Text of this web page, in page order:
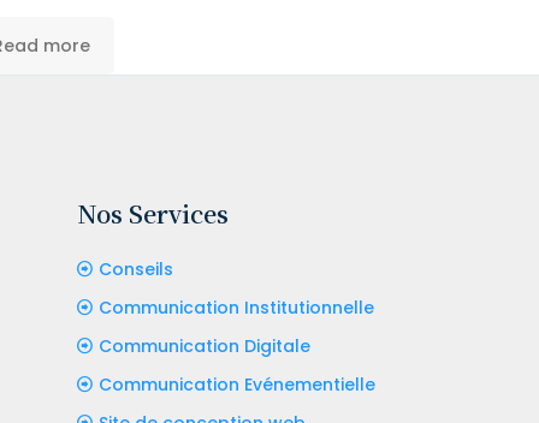
more
Nos Services
Conseils
Communication Institutionnelle
Communication Digitale
Communication Evénementielle